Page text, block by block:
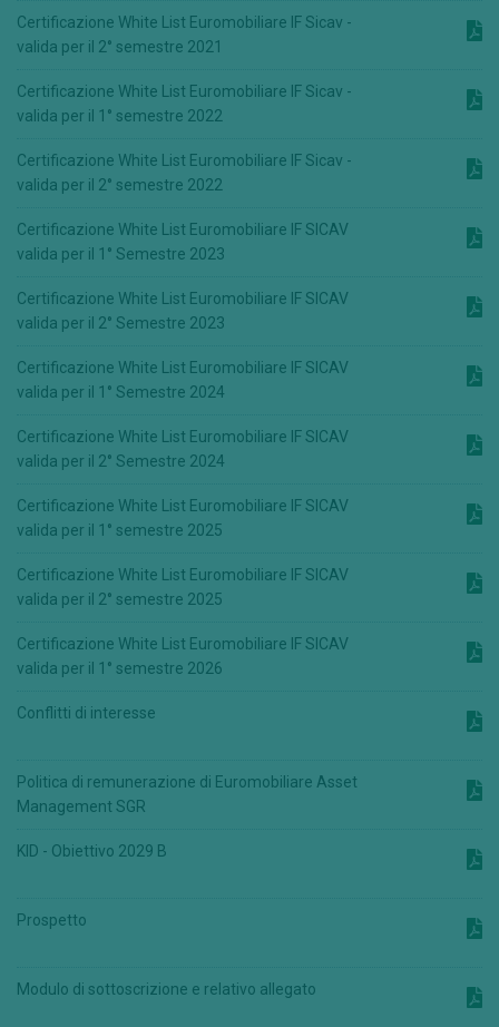
Certificazione White List Euromobiliare IF Sicav -
valida per il 2° semestre 2021
Certificazione White List Euromobiliare IF Sicav -
valida per il 1° semestre 2022
Certificazione White List Euromobiliare IF Sicav -
valida per il 2° semestre 2022
Certificazione White List Euromobiliare IF SICAV
valida per il 1° Semestre 2023
Certificazione White List Euromobiliare IF SICAV
valida per il 2° Semestre 2023
Certificazione White List Euromobiliare IF SICAV
valida per il 1° Semestre 2024
Certificazione White List Euromobiliare IF SICAV
valida per il 2° Semestre 2024
Certificazione White List Euromobiliare IF SICAV
valida per il 1° semestre 2025
Certificazione White List Euromobiliare IF SICAV
valida per il 2° semestre 2025
Certificazione White List Euromobiliare IF SICAV
valida per il 1° semestre 2026
Conflitti di interesse
Politica di remunerazione di Euromobiliare Asset
Management SGR
KID - Obiettivo 2029 B
Prospetto
Modulo di sottoscrizione e relativo allegato